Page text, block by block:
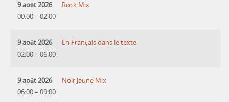
9 août 2026
00:00– 02:00
Rock Mix
9 août 2026
02:00– 06:00
En Français dans le texte
9 août 2026
06:00– 09:00
Noir Jaune Mix